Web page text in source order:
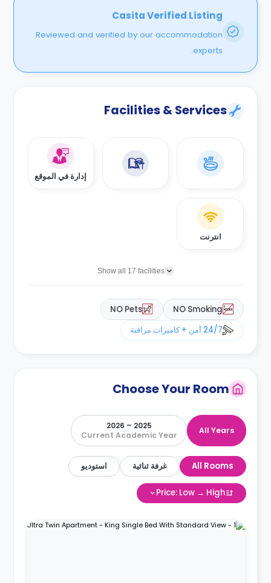
Casita Verified Listing
Reviewed and verified by our accommodation
experts.
Facilities & Services
إدارة في الموقع
انترنت
Show all 17 facilities
NO Smoking
NO Pets
24/7 أمن + كاميرات مراقبة
Choose Your Room
All Years
2025 – 2026
Current Academic Year
All Rooms غرفة ثنائية استوديو
Price: Low → High